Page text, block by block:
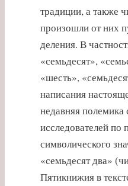
традиции, а также
произошли от них
деления. В
«семьдесят»,
«шесть»,
написания
недавняя полемика
исследователей по
символического
«семьдесят два»
Пятикнижия в